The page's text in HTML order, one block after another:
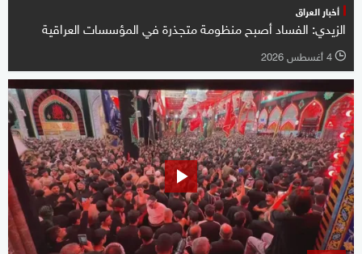
أخبار العراق
الزيدي: الفساد أصبح منظومة متجذرة في المؤسسات العراقية
l 4 أغسطس 2026